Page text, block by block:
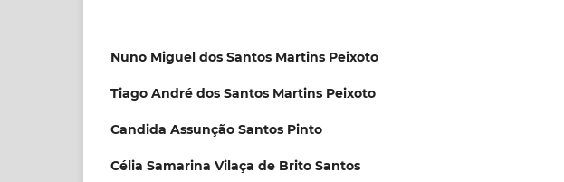
Nuno Miguel dos Santos Martins Peixoto
Tiago André dos Santos Martins Peixoto
Candida Assunção Santos Pinto
Célia Samarina Vilaça de Brito Santos